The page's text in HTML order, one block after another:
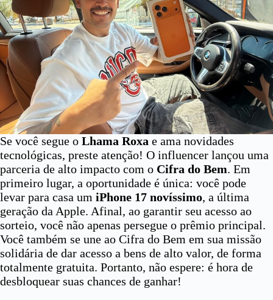
Se você segue o Lhama Roxa e ama novidades
tecnológicas, preste atenção! O influencer lançou uma
parceria de alto impacto com o Cifra do Bem. Em
primeiro lugar, a oportunidade é única: você pode
levar para casa um iPhone 17 novíssimo, a última
geração da Apple. Afinal, ao garantir seu acesso ao
sorteio, você não apenas persegue o prêmio principal.
Você também se une ao Cifra do Bem em sua missão
solidária de dar acesso a bens de alto valor, de forma
totalmente gratuita. Portanto, não espere: é hora de
desbloquear suas chances de ganhar!